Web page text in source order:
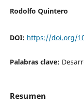
Rodolfo Quintero
DOI: https://doi.org/
Palabras clave:
Resumen